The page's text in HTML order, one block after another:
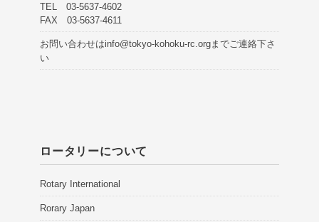
TEL 03-5637-4602
FAX 03-5637-4611
お問い合わせはinfo@tokyo-kohoku-rc.org までご連絡下さ
い
ロータリーについて
Rotary International
Rorary Japan